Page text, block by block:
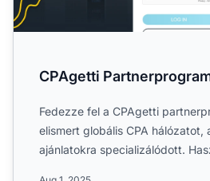
CPAgetti
Fedezze fel a CPAgetti
elismert globális CPA hálózatot,
ajánlatokra specializálódott.